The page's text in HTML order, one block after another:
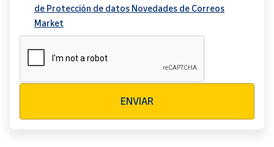
de Protección de datos Novedades de Correos
Market
ENVIAR